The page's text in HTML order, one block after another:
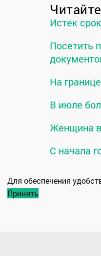
Истек
Посетить
На
В июле
Женщина в
С начала
Для обеспечения
Принять